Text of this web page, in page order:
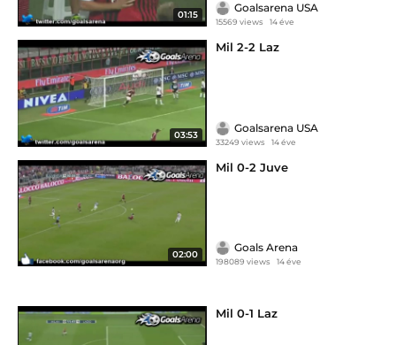
01:15
Goalsarena USA
15569 views 14 éve
03:53
Mil 2-2 Laz
Goalsarena USA
33249 views 14 éve
02:00
Mil 0-2 Juve
Goals Arena
198089 views 14 éve
Mil 0-1 Laz